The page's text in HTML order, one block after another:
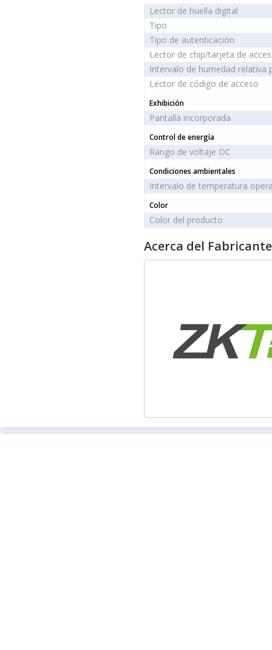
Lector de huella digital
Tipo
Tipo de autenticación
Lector de chip/tarjeta de
Intervalo de humedad relativa
Lector de código de acceso
Exhibición
Pantalla incorporada
Control de energía
Rango de voltaje DC
Condiciones ambientales
Intervalo de temperatura
Color
Color del producto
Acerca del Fabricante